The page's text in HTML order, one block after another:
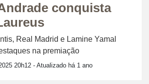
conquista
Real Madrid e Lamine Yamal
na premiação
20h12 - Atualizado há 1 ano